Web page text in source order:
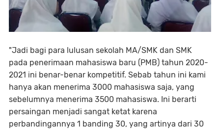
"Jadi bagi para lulusan sekolah MA/SMK dan SMK
pada penerimaan mahasiswa baru (PMB) tahun 2020-
2021 ini benar-benar kompetitif. Sebab tahun ini kami
hanya akan menerima 3000 mahasiswa saja, yang
sebelumnya menerima 3500 mahasiswa. Ini berarti
persaingan menjadi sangat ketat karena
perbandingannya 1 banding 30, yang artinya dari 30